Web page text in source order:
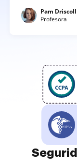
Pam Driscoll
Profesora